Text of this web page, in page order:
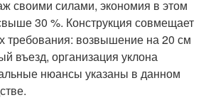
своими силами, экономия в этом
30 %. Конструкция совмещает
требования: возвышение на 20 см
въезд, организация уклона
нюансы указаны в данном